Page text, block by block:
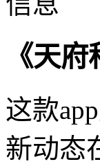
《天
这款
新动态